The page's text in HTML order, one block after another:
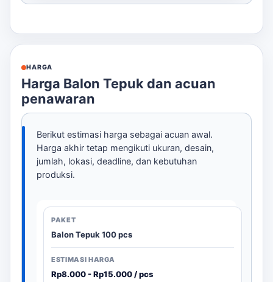
HARGA
Harga Balon Tepuk dan acuan
penawaran
Berikut estimasi harga sebagai acuan awal.
Harga akhir tetap mengikuti ukuran, desain,
jumlah, lokasi, deadline, dan kebutuhan
produksi.
Balon Tepuk 100 pcs
Rp8.000 - Rp15.000 / pcs